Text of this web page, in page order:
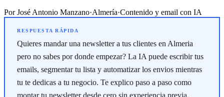
PorJosé Antonio Manzano·Almería·Contenido y email con IA
Quieres mandar una newsletter a tus clientes en Almeria
pero no sabes por donde empezar? La IA puede escribir tus
emails, segmentar tu lista y automatizar los envios mientras
tu te dedicas a tu negocio. Te explico paso a paso como
montar tu newsletter desde cero sin experiencia previa.